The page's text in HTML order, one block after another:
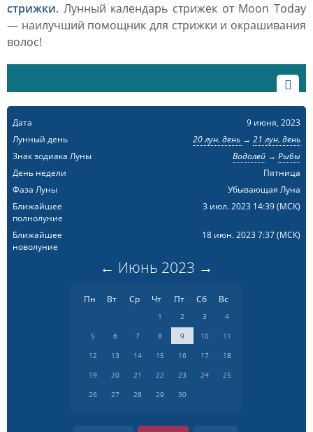
стрижки. Лунный календарь стрижек от Moon Today
— наилучший помощник для стрижки и окрашивания
волос!
Дата
9 июня, 2023
Лунный день
20 лун. день → 21 лун. день
Знак зодиака Луны
Водолей→ Рыбы
День недели
Пятница
Фаза Луны
Убывающая Луна
Ближайшее
полнолуние
3 июл. 2023 14:39(МСК)
Ближайшее
новолуние
18 июн. 2023 7:37(МСК)
← Июнь 2023 →
Пн Вт Ср Чт Пт Сб Вс
1 2 3
4
5
6 7 8 9 10
11
12
13 14 15 16 17
18
19
20 21 22 23 24
25
26
27 28 29 30